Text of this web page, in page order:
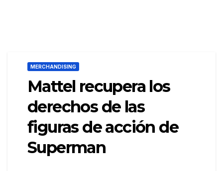
MERCHANDISING
Mattel recupera los
derechos de las
figuras de acción de
Superman